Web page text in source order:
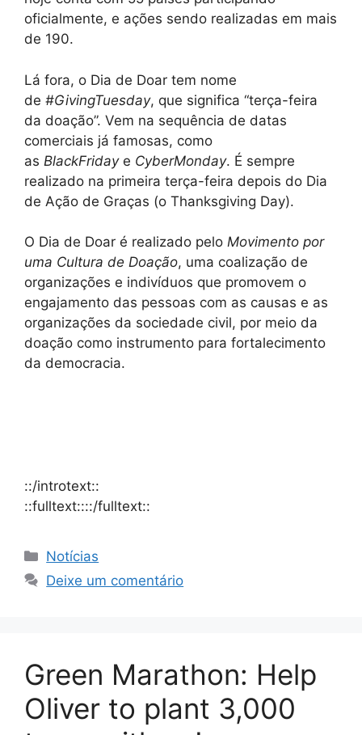
oficialmente, e ações sendo realizadas em mais
de 190.
Lá fora, o Dia de Doar tem nome
de #GivingTuesday, que significa “terça-feira
da doação”. Vem na sequência de datas
comerciais já famosas, como
as BlackFridaye CyberMonday. É sempre
realizado na primeira terça-feira depois do Dia
de Ação de Graças (o Thanksgiving Day).
O Dia de Doar é realizado pelo Movimento por
uma Cultura de Doação, uma coalização de
organizações e indivíduos que promovem o
engajamento das pessoas com as causas e as
organizações da sociedade civil, por meio da
doação como instrumento para fortalecimento
da democracia.
::/introtext::
::fulltext::::/fulltext::
Notícias
Deixe um comentário
Green Marathon: Help
Oliver to plant 3,000